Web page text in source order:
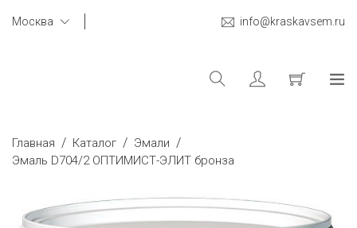
Москва info@kraskavsem.ru
Главная / Каталог / Эмали /
Эмаль D704/2 ОПТИМИСТ-ЭЛИТ бронза